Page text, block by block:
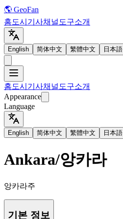
🌎 GeoFan
홈도시 기사채널 도구소개
English 简体中文 繁體中文 日本語
홈도시 기사채널 도구소개
Appearance
Language
English 简体中文 繁體中文 日本語
Ankara/앙카라
앙카라주
기본 정보